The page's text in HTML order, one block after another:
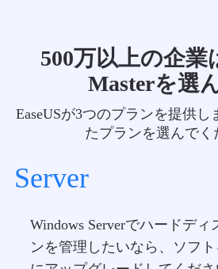
500万以上の企業
Masterを選
EaseUSが3つのプランを提供
たプランを選んでく
Server
Windows Serverでハードディ
ンを管理したいなら、ソフ